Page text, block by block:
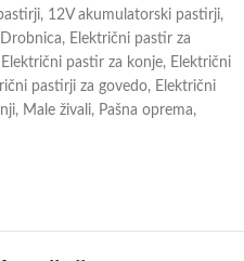
, 12V akumulatorski pastirji,
Drobnica, Električni pastir za
Električni pastir za konje, Električni
pastirji za govedo, Električni
, Male živali, Pašna oprema,